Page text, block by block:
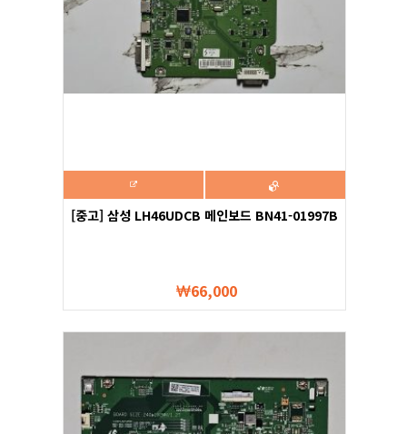
[중고] 삼성 LH46UDCB 메인보드 BN41-01997B
66,000